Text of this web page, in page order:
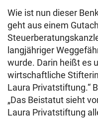
Wie ist nun dieser
geht aus einem
langjähriger
wurde. Darin heißt es
wirtschaftliche
Laura Privatstiftung.“
„Das Beistatut sieht
Laura Privatstiftung